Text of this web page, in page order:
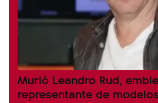
Murió Leandro Rud,
representante de modelos